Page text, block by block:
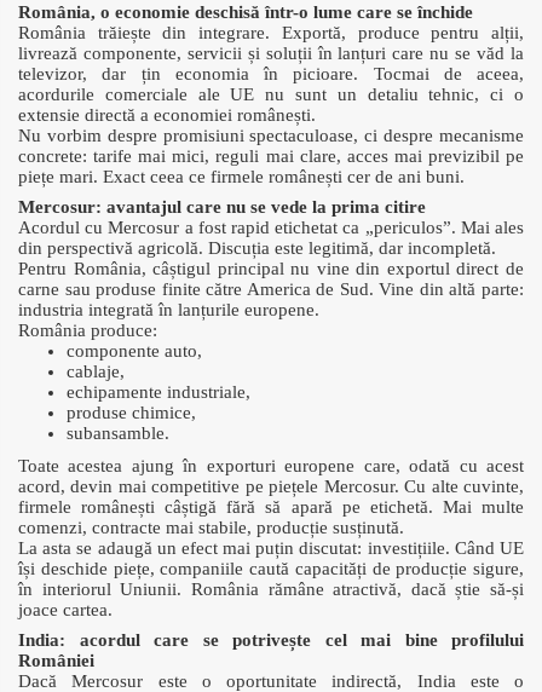
România, o economie deschisă într-o lume care se închide
România trăiește din integrare. Exportă, produce pentru alții,
livrează componente, servicii și soluții în lanțuri care nu se văd la
televizor, dar țin economia în picioare. Tocmai de aceea,
acordurile comerciale ale UE nu sunt un detaliu tehnic, ci o
extensie directă a economiei românești.
Nu vorbim despre promisiuni spectaculoase, ci despre mecanisme
concrete: tarife mai mici, reguli mai clare, acces mai previzibil pe
piețe mari. Exact ceea ce firmele românești cer de ani buni.
Mercosur: avantajul care nu se vede la prima citire
Acordul cu Mercosur a fost rapid etichetat ca „periculos”. Mai ales
din perspectivă agricolă. Discuția este legitimă, dar incompletă.
Pentru România, câștigul principal nu vine din exportul direct de
carne sau produse finite către America de Sud. Vine din altă parte:
industria integrată în lanțurile europene.
România produce:
componente auto,
cablaje,
echipamente industriale,
produse chimice,
subansamble.
Toate acestea ajung în exporturi europene care, odată cu acest
acord, devin mai competitive pe piețele Mercosur. Cu alte cuvinte,
firmele românești câștigă fără să apară pe etichetă. Mai multe
comenzi, contracte mai stabile, producție susținută.
La asta se adaugă un efect mai puțin discutat: investițiile. Când UE
își deschide piețe, companiile caută capacități de producție sigure,
în interiorul Uniunii. România rămâne atractivă, dacă știe să-și
joace cartea.
India: acordul care se potrivește cel mai bine profilului
României
Dacă Mercosur este o oportunitate indirectă, India este o